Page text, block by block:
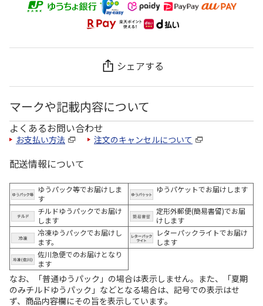
シェアする
マークや記載内容について
よくあるお問い合わせ
お支払い方法 注文のキャンセルについて
配送情報について
ゆうパック等でお届けしま
す
ゆうパケットでお届けします
チルドゆうパックでお届け
します
定形外郵便(簡易書留)でお届
けします
冷凍ゆうパックでお届けし
ます。
レターパックライトでお届け
します
佐川急便でのお届けとなり
ます
なお、「普通ゆうパック」の場合は表示しません。また、「夏期
のみチルドゆうパック」などとなる場合は、記号での表示はせ
ず、商品内容欄にその旨を表示しています。